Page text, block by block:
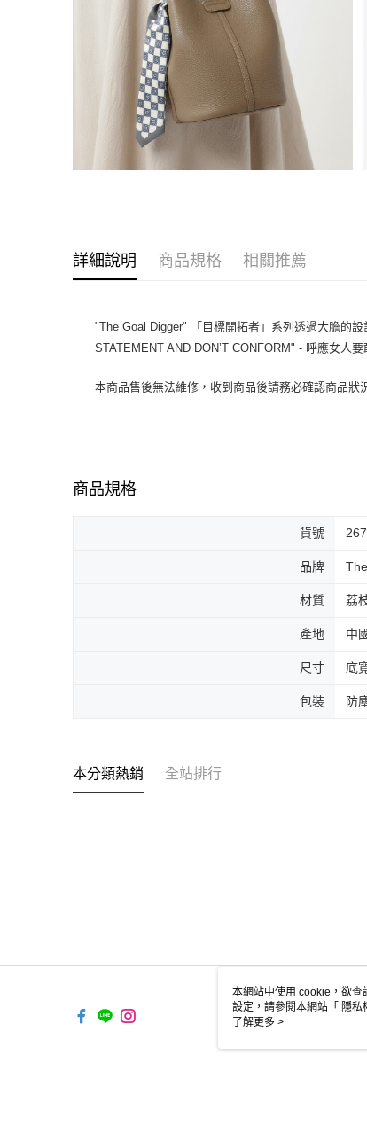
詳細說明 商品規格 相關推薦
"The Goal Digger" 「目標開拓者」系列透過大膽的
STATEMENT AND DON’T CONFORM" - 呼應女人
本商品售後無法維修，收到商品後請務必確認商品狀
商品規格
貨號
品牌
材質 荔
產地 中
尺寸 底
包裝 防
本分類熱銷 全站排行
本網站中使用 cookie，欲查
設定，請參閱本網站「 隱私
使用 cookie。
了解更多 >